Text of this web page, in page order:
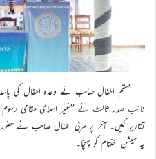
مہتمم اطفال صاحب نے وعدہ اطفال کی
نائب صدر ثالث نے ’’غیر اسلامی مقامی
تقاریر کیں۔ آخر پر مربی اطفال صاحب نے
یہ سیشن اختتام کو پہنچا۔